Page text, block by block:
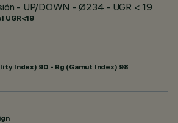
- UP/DOWN - Ø234 - UGR < 19
UGR<19
Index) 90 - Rg (Gamut Index) 98